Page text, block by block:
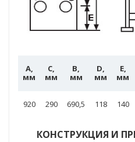
A,
мм
C,
мм
B,
мм
D,
мм
E,
мм
920 290 690,5 118 140
КОНСТРУКЦИЯ И